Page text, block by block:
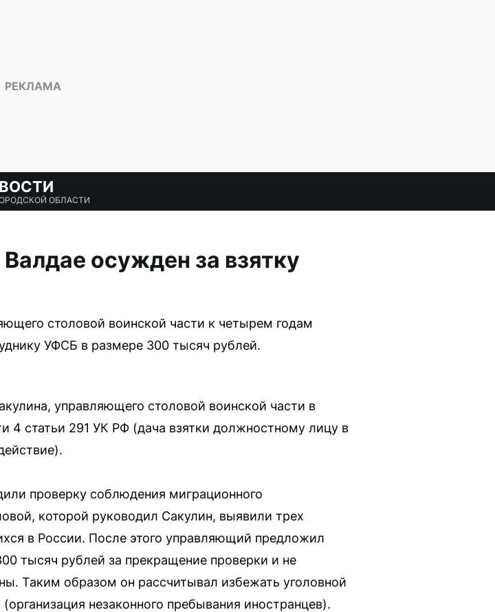
ОБЛАСТИ
осужден за взятку
столовой воинской части к четырем годам
УФСБ в размере 300 тысяч рублей.
управляющего столовой воинской части в
4 статьи 291 УК РФ (дача взятки должностному лицу в
проверку соблюдения миграционного
которой руководил Сакулин, выявили трех
в России. После этого управляющий предложил
тысяч рублей за прекращение проверки и не
Таким образом он рассчитывал избежать уголовной
незаконного пребывания иностранцев).